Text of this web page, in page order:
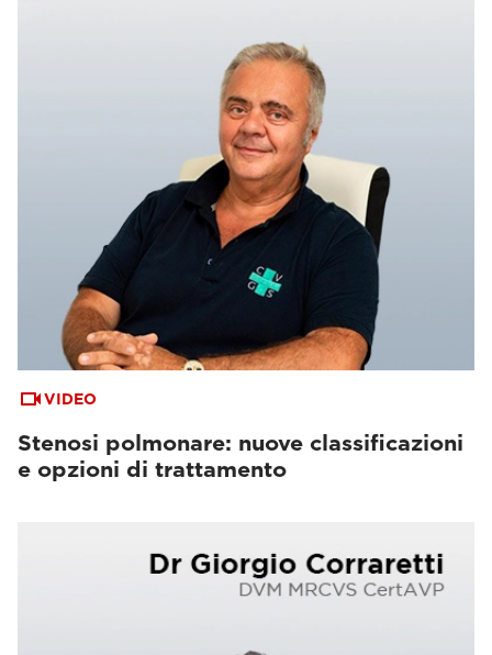
VIDEO
Stenosi polmonare: nuove classificazioni
e opzioni di trattamento